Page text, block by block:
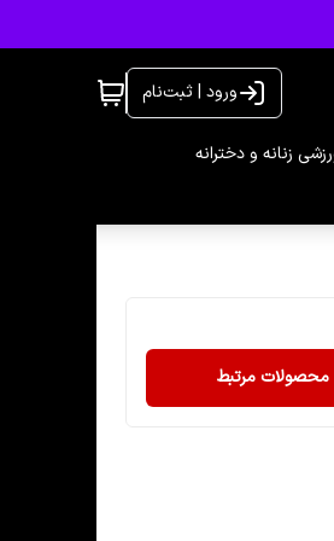
ورود | ثبت‌نام
زنانه و دخترانه
مرتبط